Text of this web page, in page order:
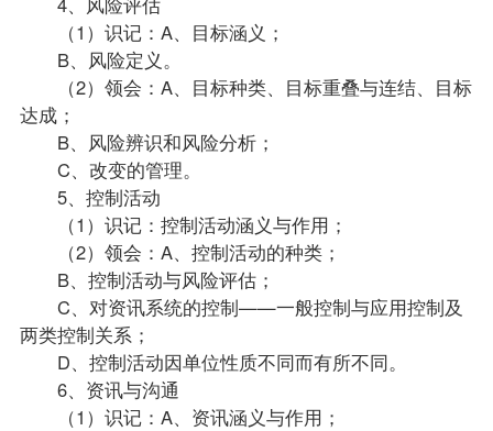
（1）识记：A、目标涵义；
B、风险定义。
（2）领会：A、目标种类、目标重叠与连结、目标
达成；
B、风险辨识和风险分析；
C、改变的管理。
5、控制活动
（1）识记：控制活动涵义与作用；
（2）领会：A、控制活动的种类；
B、控制活动与风险评估；
C、对资讯系统的控制——一般控制与应用控制及
两类控制关系；
D、控制活动因单位性质不同而有所不同。
6、资讯与沟通
（1）识记：A、资讯涵义与作用；